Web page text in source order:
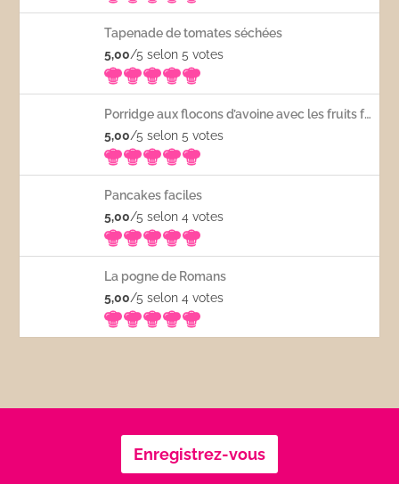
Tapenade de tomates séchées
5,00/5 selon 5votes
Porridge aux flocons d’avoine avec les fruits frais
5,00/5 selon 5votes
Pancakes faciles
5,00/5 selon 4votes
La pogne de Romans
5,00/5 selon 4votes
Enregistrez-vous